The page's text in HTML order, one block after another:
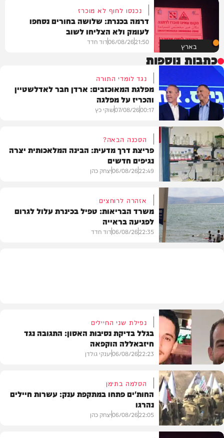
בארץ
נכנסו לחוף לא מוכרז
דרמה בכנרת: שלושה בחורים נסחפו
לעומק ולא הצליחו לשוב
21:50
06/08/26דוד חדד
כתבות נוספות
פוליטי
נגד לומדי התורה
מפלגת המאוכזבים: ארדן חבר לאדלשטיין
והכריז על מפלגה
00:17
07/08/26שוקי כץ
בריאות
הסכנה הבאה?
פריצת דרך מדעית: הבינה המלאכותית יצרה
נגיפים חדשים
22:49
06/08/26יצחק כהן
אזהרה לרוחצים
משרד הבריאות: טפיל בכינרת עלול לגרום
לפגיעה בראייה
22:35
06/08/26דוד חדד
צבא וביטחון
נפילת שני החיילים
בגלל בדיקת נסיבות האסון: התגובה נגד
חיזבאללה הוקפאה
22:23
06/08/26יענקי גולדן
הסלמה בתימן
החות'ים פתחו במתקפת ענק: עשרות חיילים
נהרגו
22:05
06/08/26יצחק כהן